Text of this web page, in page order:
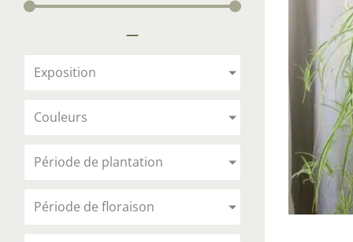
Arbustes de terre de bruyère
Plantes Grimpantes
Plantes méditerranéennes et exotiques
Rosiers
Plantes
Plantes
Plantes
Plantes
Plantes
Plantes
Plantes
—
Exposition
Couleurs
Période de plantation
Période de floraison